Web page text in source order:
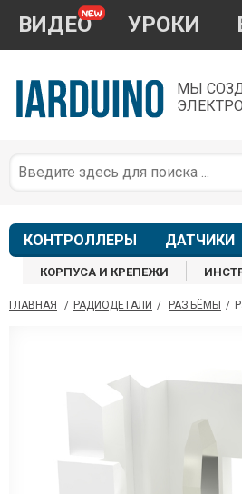
ВИДЕО УРОКИ
МЫ
КОНТРОЛЛЕРЫ ДАТЧИКИ
КОРПУСА И КРЕПЕЖИ
ГЛАВНАЯ / РАДИОДЕТАЛИ / РАЗЪЁМЫ /